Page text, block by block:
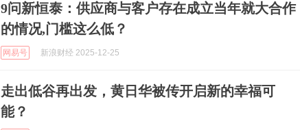
9问新恒泰：供应商与客户存在成立当年就大合作
的情况,门槛这么低？
网易号 新浪财经 2025-12-25
走出低谷再出发，黄日华被传开启新的幸福可
能？